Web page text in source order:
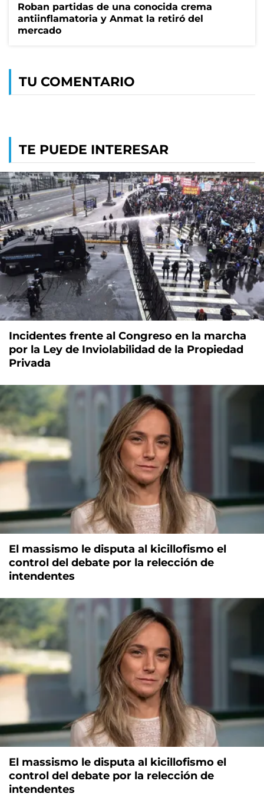
Roban partidas de una conocida crema
antiinflamatoria y Anmat la retiró del
mercado
TU COMENTARIO
TE PUEDE INTERESAR
Incidentes frente al Congreso en la marcha
por la Ley de Inviolabilidad de la Propiedad
Privada
El massismo le disputa al kicillofismo el
control del debate por la relección de
intendentes
El massismo le disputa al kicillofismo el
control del debate por la relección de
intendentes